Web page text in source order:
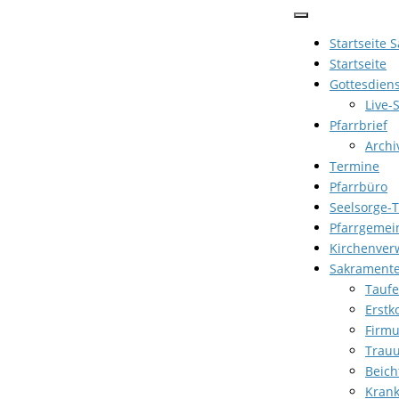
Startseite
Startseite
Live-
Pfarrbrief
Termine
Pfarrbüro
Seelsorge-
Taufe